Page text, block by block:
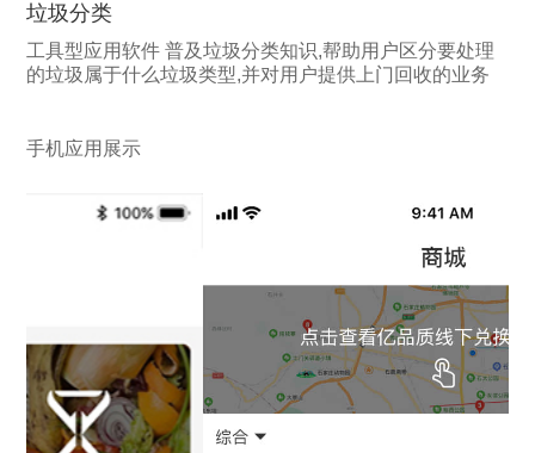
垃圾分类
工具型应用软件 普及垃圾分类知识,帮助用户区分要处理
的垃圾属于什么垃圾类型,并对用户提供上门回收的业务
手机应用展示